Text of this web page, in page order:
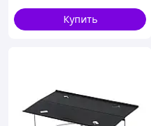
Купить